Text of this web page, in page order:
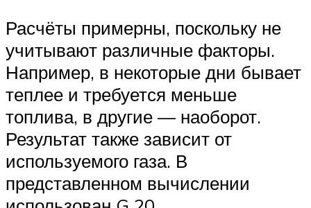
Расчёты примерны, поскольку не
учитывают различные факторы.
Например, в некоторые дни бывает
теплее и требуется меньше
топлива, в другие — наоборот.
Результат также зависит от
используемого газа. В
представленном вычислении